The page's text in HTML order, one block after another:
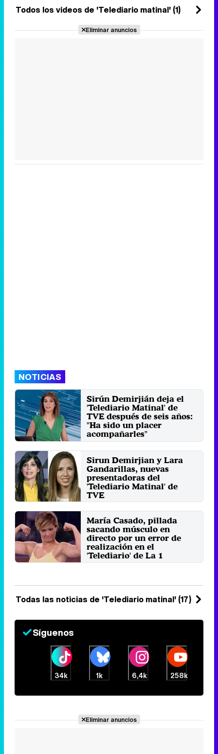
Todos los videos de 'Telediario matinal' (1)
Eliminar anuncios
NOTICIAS
Sirún Demirjián deja el
'Telediario Matinal' de
TVE después de seis años:
"Ha sido un placer
acompañarles"
El viernes 15 de agosto fue su
último programa como
presentadora y se desconoce
cuál ...
Sábado 16 Agosto 2025 13:04
(hace 7 horas)
Sirun Demirjian y Lara
Gandarillas, nuevas
presentadoras del
'Telediario Matinal' de
TVE
vinculadas a la cadena pública y
ahora dan el salto al ...
Lunes 5 Agosto 2019 17:45
María Casado, pillada
sacando músculo en
directo por un error de
realización en el
'Telediario' de La 1
Todas las noticias de 'Telediario matinal' (17)
Síguenos
34k 1k 6,4k 258k
Eliminar anuncios